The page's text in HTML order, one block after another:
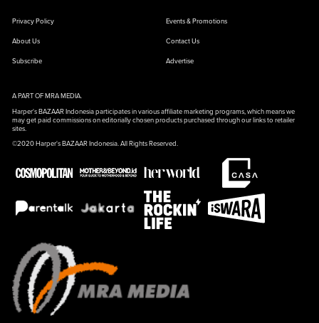
Privacy Policy Events & Promotions
About Us Contact Us
Subscribe Advertise
A PART OF MRA MEDIA.
Harper's BAZAAR Indonesia participates in various affiliate marketing programs, which means we
may get paid commissions on editorially chosen products purchased through our links to retailer
sites.
©2020 Harper's BAZAAR Indonesia. All Rights Reserved.